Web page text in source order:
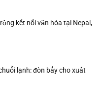
kết nối văn hóa tại Nepal,
lạnh: đòn bẩy cho xuất